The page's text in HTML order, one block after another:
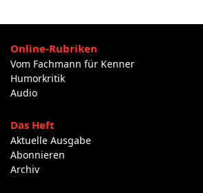
Online-Rubriken
Vom Fachmann für Kenner
Humorkritik
Audio
Das Heft
Aktuelle Ausgabe
Abonnieren
Archiv